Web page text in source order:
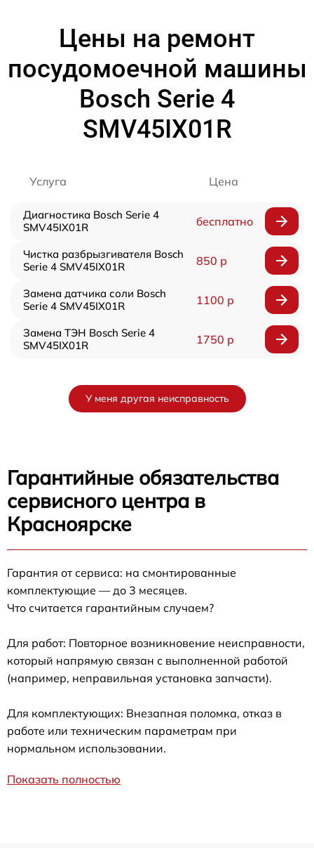
Цены на ремонт
посудомоечной машины
Bosch Serie 4
SMV45IX01R
Услуга Цена
Диагностика Bosch Serie 4
SMV45IX01R
бесплатно
Чистка разбрызгивателя Bosch
Serie 4 SMV45IX01R
850 р
Замена датчика соли Bosch
Serie 4 SMV45IX01R
1100 р
Замена ТЭН Bosch Serie 4
SMV45IX01R
1750 р
У меня другая неисправность
Гарантийные обязательства
сервисного центра в
Красноярске
Гарантия от сервиса: на смонтированные
комплектующие — до 3 месяцев.
Что считается гарантийным случаем?
Для работ: Повторное возникновение неисправности,
который напрямую связан с выполненной работой
(например, неправильная установка запчасти).
Для комплектующих: Внезапная поломка, отказ в
работе или техническим параметрам при
нормальном использовании.
Показать полностью